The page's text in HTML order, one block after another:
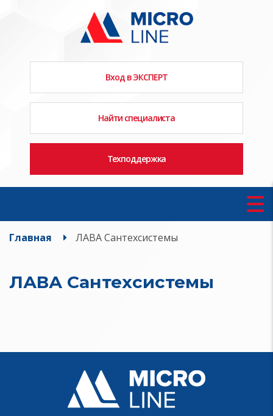
Вход в ЭКСПЕРТ
Найти специалиста
Техподдержка
Главная ЛАВА Сантехсистемы
ЛАВА Сантехсистемы